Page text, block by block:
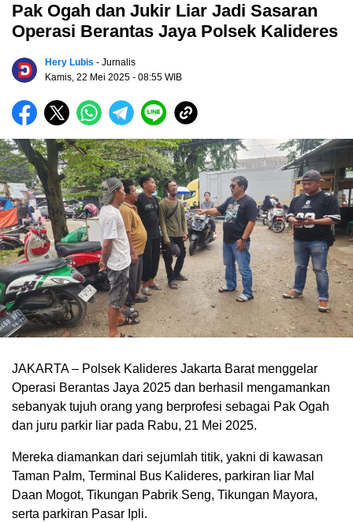
Pak Ogah dan Jukir Liar Jadi Sasaran
Operasi Berantas Jaya Polsek Kalideres
Hery Lubis - Jurnalis
Kamis, 22 Mei 2025 - 08:55 WIB
JAKARTA – Polsek Kalideres Jakarta Barat menggelar
Operasi Berantas Jaya 2025 dan berhasil mengamankan
sebanyak tujuh orang yang berprofesi sebagai Pak Ogah
dan juru parkir liar pada Rabu, 21 Mei 2025.
Mereka diamankan dari sejumlah titik, yakni di kawasan
Taman Palm, Terminal Bus Kalideres, parkiran liar Mal
Daan Mogot, Tikungan Pabrik Seng, Tikungan Mayora,
serta parkiran Pasar Ipli.